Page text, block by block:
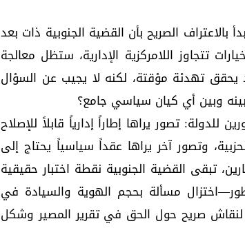
الصريح بأن القضية الجنوبية ذات بعد
تتجاوز اللامركزية الإدارية، ستظل معالجة
تهدئة مؤقتة، لكنه لا يجيب عن السؤال
وبين أي كيان سياسي جامع؟
تصور يراها إطاراً إدارياً قابلاً للإصلاح
وتصور آخر يراها عقداً سياسياً يحتاج إلى
تبقى القضية الجنوبية نقطة اختبار حقيقية
مسألة بحجم الهوية والسيادة في
صريح حول الحق في تقرير المصير وشكل